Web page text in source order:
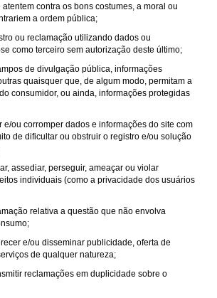
contra os bons costumes, a moral ou
a ordem pública;
ou reclamação utilizando dados ou
como terceiro sem autorização deste último;
de divulgação pública, informações
quaisquer que, de algum modo, permitam a
consumidor, ou ainda, informações protegidas
e/ou corromper dados e informações do site com
de dificultar ou obstruir o registro e/ou solução
assediar, perseguir, ameaçar ou violar
individuais (como a privacidade dos usuários
relativa a questão que não envolva
e/ou disseminar publicidade, oferta de
de qualquer natureza;
reclamações em duplicidade sobre o